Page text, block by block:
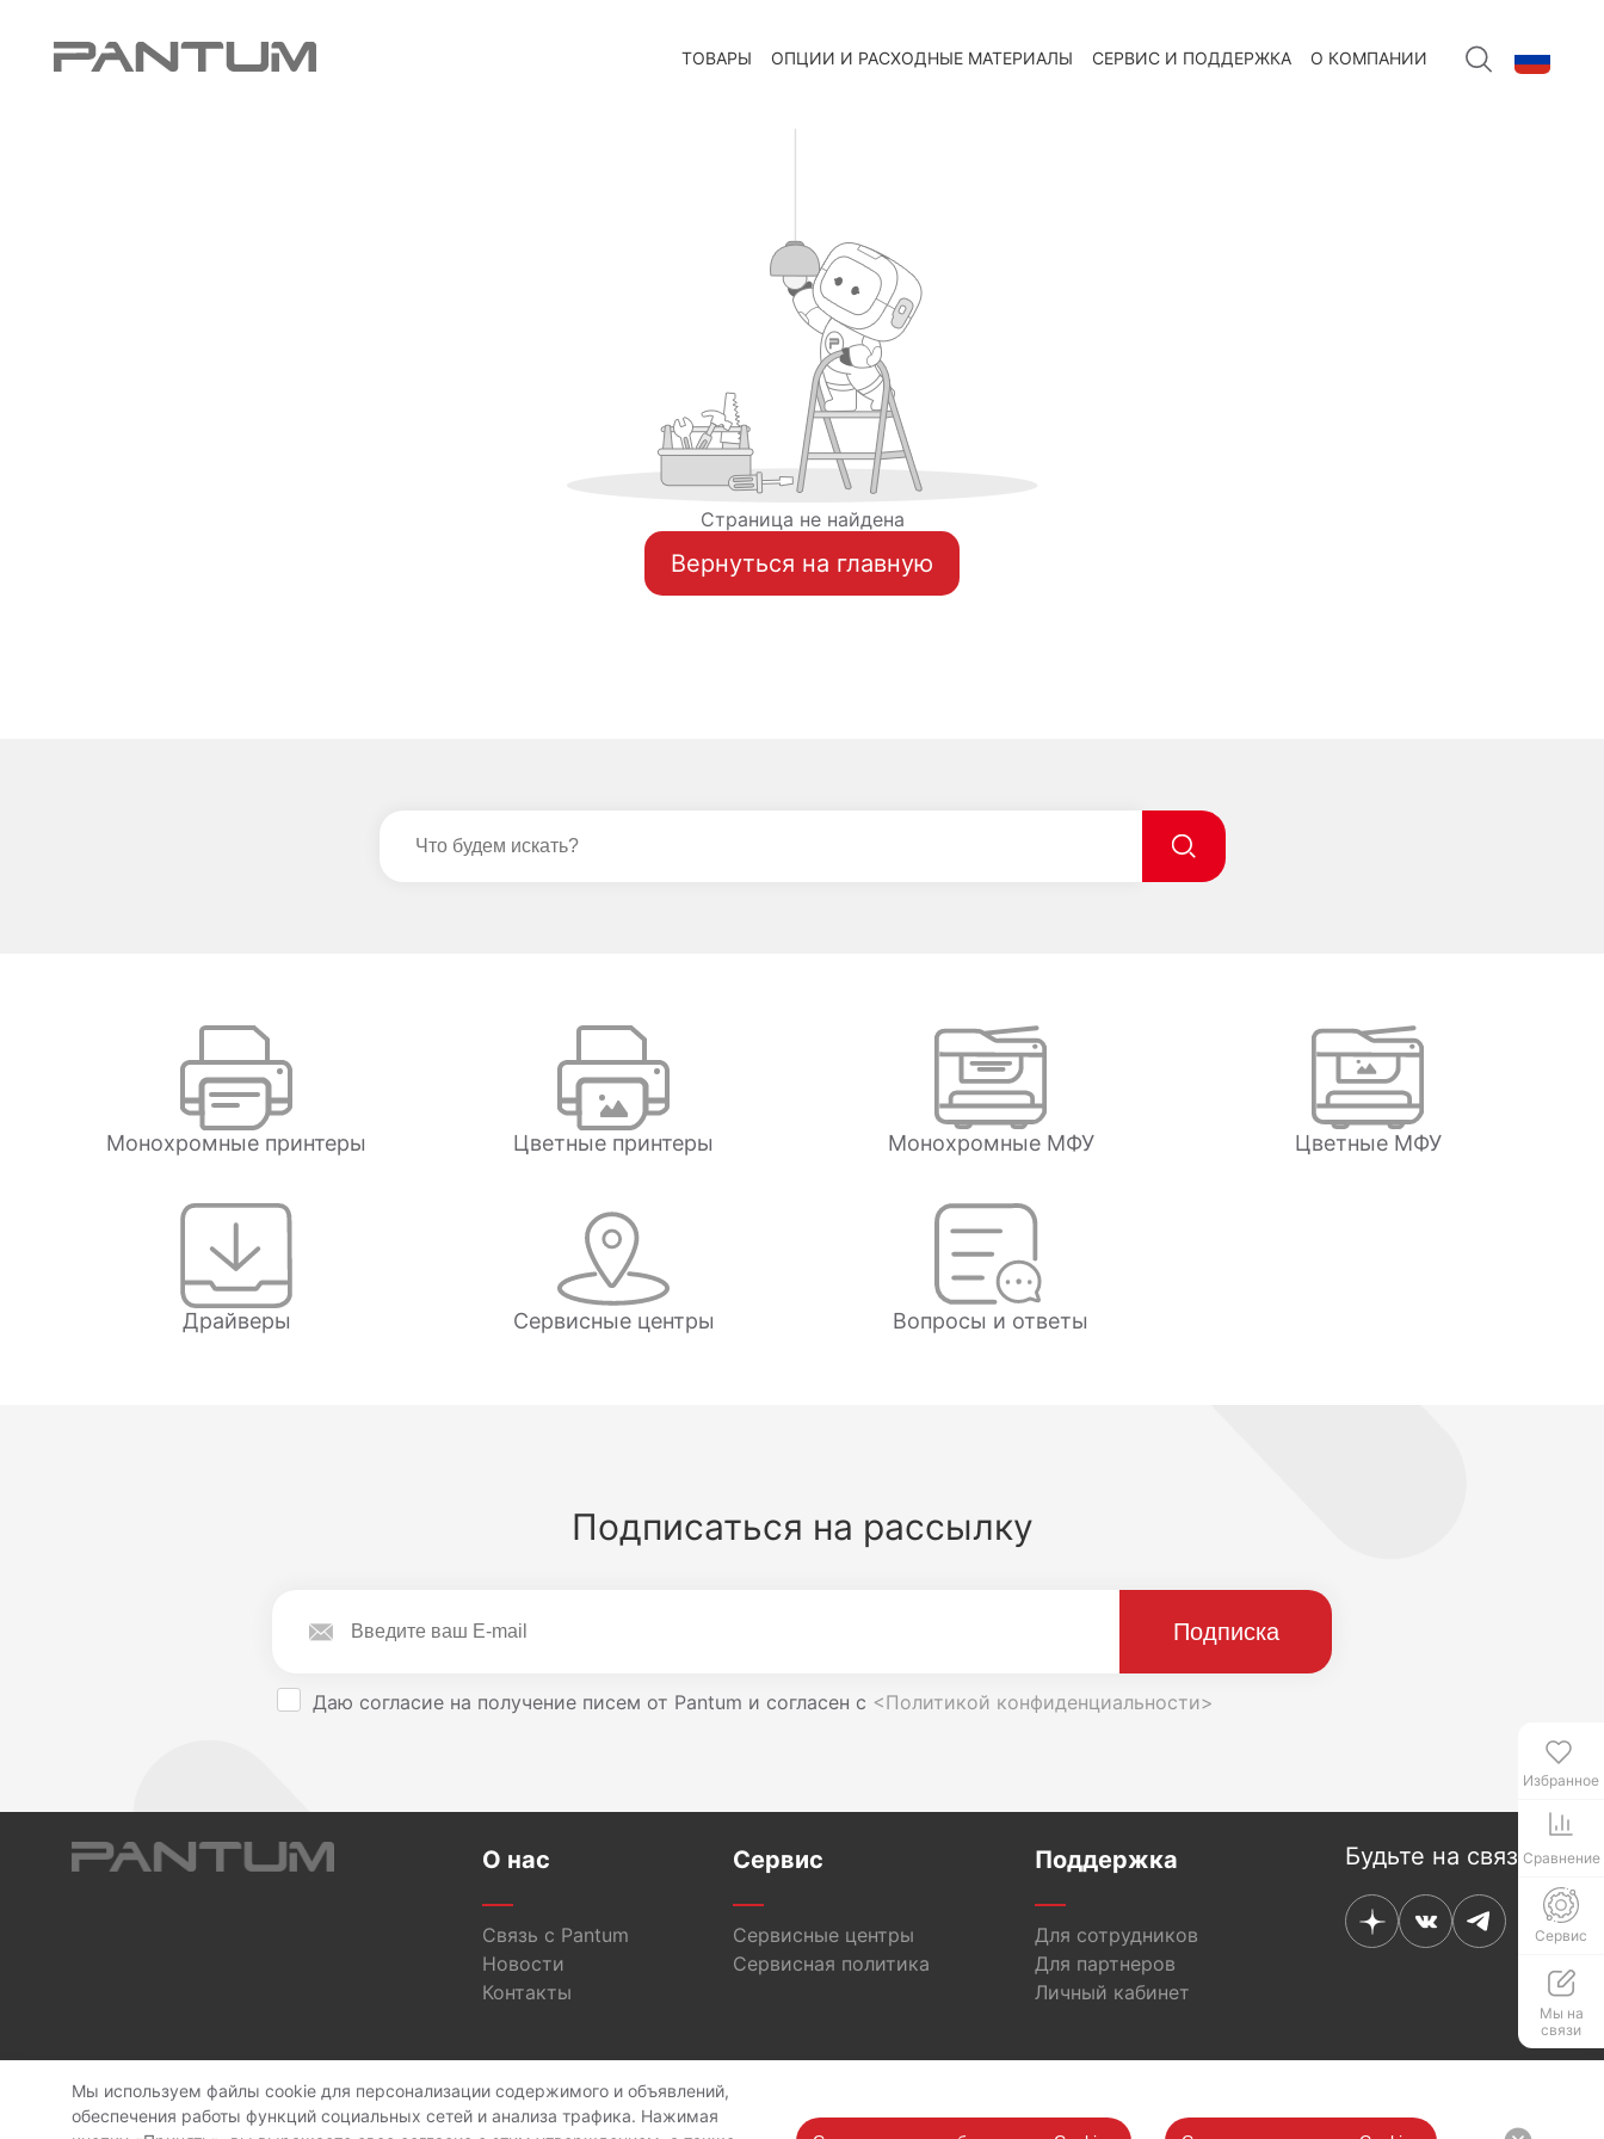
ТОВАРЫ ОПЦИИ И РАСХОДНЫЕ МАТЕРИАЛЫ СЕРВИС И ПОДДЕРЖКА О КОМПАНИИ
Страница не найдена
Вернуться на главную
Монохромные принтеры Цветные принтеры Монохромные МФУ Цветные МФУ
Драйверы Сервисные центры Вопросы и ответы
Подписаться на рассылку
Даю согласие на получение писем от Pantum и согласен с <Политикой конфиденциальности>
Мы используем файлы cookie для персонализации содержимого и объявлений,
обеспечения работы функций социальных сетей и анализа трафика. Нажимая
Избранное
Сравнение
Сервис
Мы на
связи
О нас
Связь с Pantum
Новости
Контакты
Сервис
Сервисные центры
Сервисная политика
Поддержка
Для сотрудников
Для партнеров
Личный кабинет
Будьте на связи
Copyright © 2026 Pantum International Limited. Все права защищены
Политика конфиденциальности
Политика обработки персональных данных Использование файлов cookie